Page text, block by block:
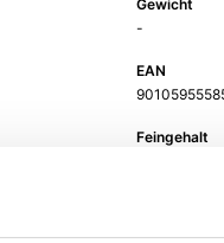
Gewicht
-
EAN
Feingehalt